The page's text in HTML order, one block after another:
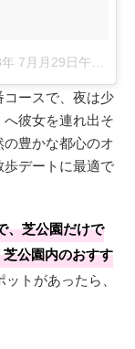
月月29日午前4時11分PDT
ースで、夜は少
彼女を連れ出そ
豊かな都心のオ
デートに最適で
、芝公園だけで
芝公園内のおすす
トがあったら、